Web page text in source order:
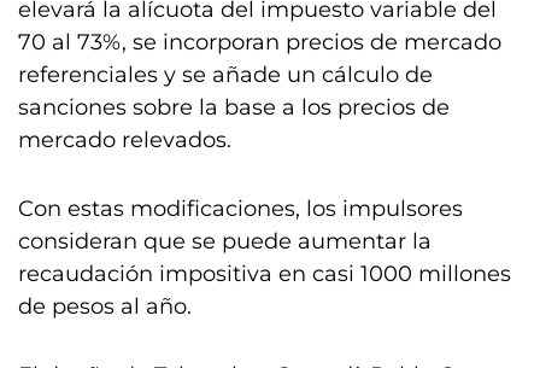
elevará la alícuota del impuesto variable del
70 al 73%, se incorporan precios de mercado
referenciales y se añade un cálculo de
sanciones sobre la base a los precios de
mercado relevados.
Con estas modificaciones, los impulsores
consideran que se puede aumentar la
recaudación impositiva en casi 1000 millones
de pesos al año.